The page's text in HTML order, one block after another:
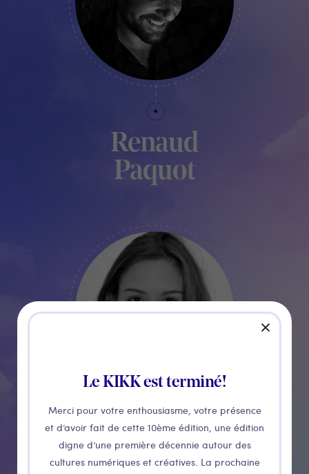
Le KIKK est terminé!
Merci pour votre enthousiasme, votre présence
et d’avoir fait de cette 10ème édition, une édition
digne d’une première décennie autour des
cultures numériques et créatives. La prochaine
close
Renaud
Paquot
Alice